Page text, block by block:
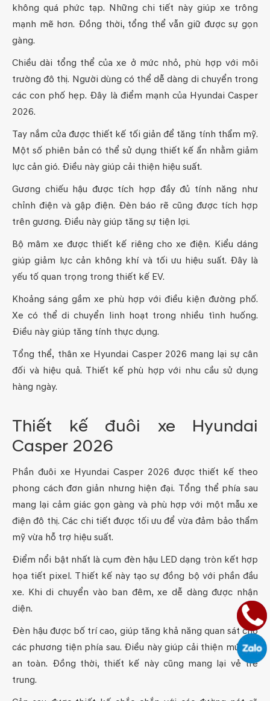
không quá phức tạp. Những chi tiết này giúp xe trông
mạnh mẽ hơn. Đồng thời, tổng thể vẫn giữ được sự gọn
gàng.
Chiều dài tổng thể của xe ở mức nhỏ, phù hợp với môi
trường đô thị. Người dùng có thể dễ dàng di chuyển trong
các con phố hẹp. Đây là điểm mạnh của Hyundai Casper
2026.
Tay nắm cửa được thiết kế tối giản để tăng tính thẩm mỹ.
Một số phiên bản có thể sử dụng thiết kế ẩn nhằm giảm
lực cản gió. Điều này giúp cải thiện hiệu suất.
Gương chiếu hậu được tích hợp đầy đủ tính năng như
chỉnh điện và gập điện. Đèn báo rẽ cũng được tích hợp
trên gương. Điều này giúp tăng sự tiện lợi.
Bộ mâm xe được thiết kế riêng cho xe điện. Kiểu dáng
giúp giảm lực cản không khí và tối ưu hiệu suất. Đây là
yếu tố quan trọng trong thiết kế EV.
Khoảng sáng gầm xe phù hợp với điều kiện đường phố.
Xe có thể di chuyển linh hoạt trong nhiều tình huống.
Điều này giúp tăng tính thực dụng.
Tổng thể, thân xe Hyundai Casper 2026 mang lại sự cân
đối và hiệu quả. Thiết kế phù hợp với nhu cầu sử dụng
hàng ngày.
Thiết kế đuôi xe Hyundai
Casper 2026
Phần đuôi xe Hyundai Casper 2026 được thiết kế theo
phong cách đơn giản nhưng hiện đại. Tổng thể phía sau
mang lại cảm giác gọn gàng và phù hợp với một mẫu xe
điện đô thị. Các chi tiết được tối ưu để vừa đảm bảo thẩm
mỹ vừa hỗ trợ hiệu suất.
Điểm nổi bật nhất là cụm đèn hậu LED dạng tròn kết hợp
họa tiết pixel. Thiết kế này tạo sự đồng bộ với phần đầu
xe. Khi di chuyển vào ban đêm, xe dễ dàng được nhận
diện.
Đèn hậu được bố trí cao, giúp tăng khả năng quan sát cho
các phương tiện phía sau. Điều này giúp cải thiện mức độ
an toàn. Đồng thời, thiết kế này cũng mang lại vẻ trẻ
trung.